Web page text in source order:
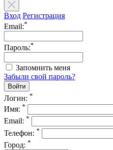
Вход Регистрация
Email:*
Пароль:*
Запомнить меня
Забыли свой пароль?
Логин: *
Имя: *
Email: *
Телефон: *
Город: *